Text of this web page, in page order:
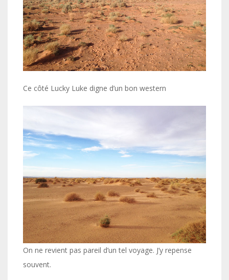
Ce côté Lucky Luke digne d’un bon western
On ne revient pas pareil d’un tel voyage. J’y repense
souvent.